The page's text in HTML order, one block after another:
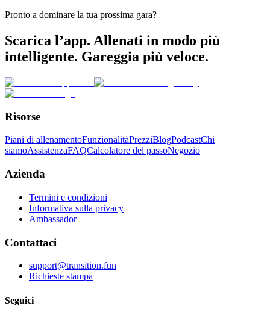
Pronto a dominare la tua prossima gara?
Scarica l’app. Allenati in modo più
intelligente. Gareggia più veloce.
Risorse
Piani di allenamentoFunzionalitàPrezziBlogPodcastChi
siamoAssistenzaFAQCalcolatore del passoNegozio
Azienda
Termini e condizioni
Informativa sulla privacy
Ambassador
Contattaci
support@transition.fun
Richieste stampa
Seguici